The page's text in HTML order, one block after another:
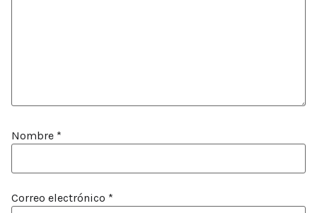
Nombre *
Correo electrónico *